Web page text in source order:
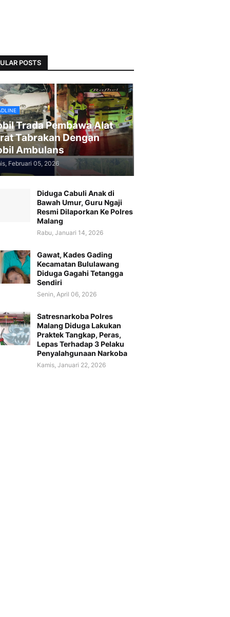
POSTS
Trada Pembawa Alat
Tabrakan Dengan
Ambulans
Februari 05, 2026
Diduga Cabuli Anak di
Bawah Umur, Guru Ngaji
Resmi Dilaporkan Ke Polres
Malang
Rabu, Januari 14, 2026
Gawat, Kades Gading
Kecamatan Bululawang
Diduga Gagahi Tetangga
Sendiri
Senin, April 06, 2026
Satresnarkoba Polres
Malang Diduga Lakukan
Praktek Tangkap, Peras,
Lepas Terhadap 3 Pelaku
Penyalahgunaan Narkoba
Kamis, Januari 22, 2026